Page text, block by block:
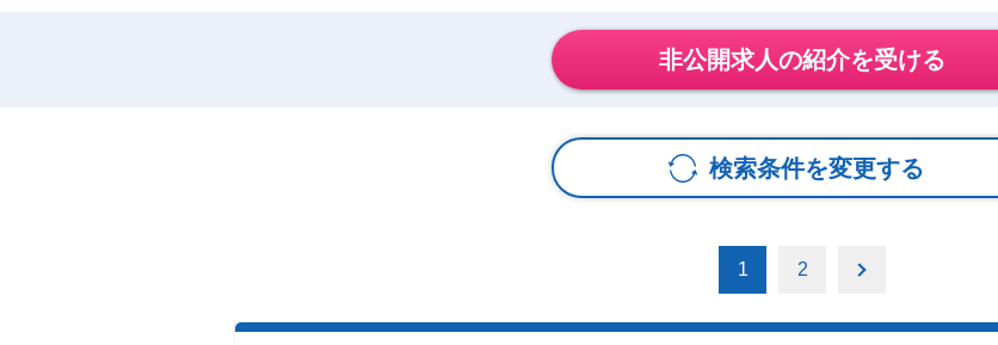
非公開求人の紹介を受ける
検索条件を変更する
1 2